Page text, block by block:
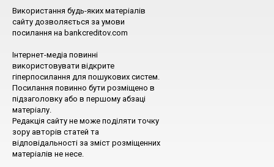
Використання будь-яких матеріалів
сайту дозволяється за умови
посилання на bankcreditov.com
Інтернет-медіа повинні
використовувати відкрите
гіперпосилання для пошукових систем.
Посилання повинно бути розміщено в
підзаголовку або в першому абзаці
матеріалу.
Редакція сайту не може поділяти точку
зору авторів статей та
відповідальності за зміст розміщенних
матеріалів не несе.